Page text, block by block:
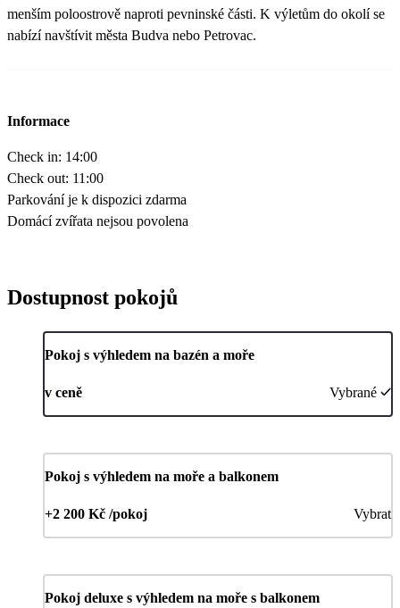
menším poloostrově naproti pevninské části. K výletům do okolí se
nabízí navštívit města Budva nebo Petrovac.
Informace
Check in: 14:00
Check out: 11:00
Parkování je k dispozici zdarma
Domácí zvířata nejsou povolena
Dostupnost pokojů
Pokoj s výhledem na bazén a moře
v ceně Vybrané
Pokoj s výhledem na moře a balkonem
+2 200 Kč /pokoj Vybrat
Pokoj deluxe s výhledem na moře s balkonem